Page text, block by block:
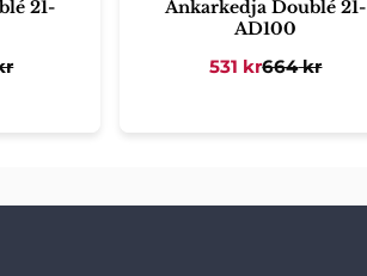
21-
Ankarkedja Doublé 21-
AD100
531 kr664kr